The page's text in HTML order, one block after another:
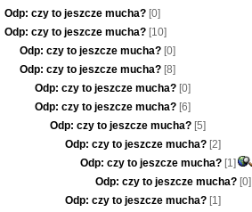
Odp: czy to jeszcze mucha? [0]
Odp: czy to jeszcze mucha? [10]
Odp: czy to jeszcze mucha? [0]
Odp: czy to jeszcze mucha? [8]
Odp: czy to jeszcze mucha? [0]
Odp: czy to jeszcze mucha? [6]
Odp: czy to jeszcze mucha? [5]
Odp: czy to jeszcze mucha? [2]
Odp: czy to jeszcze mucha? [1]
Odp: czy to jeszcze mucha? [0]
Odp: czy to jeszcze mucha? [1]